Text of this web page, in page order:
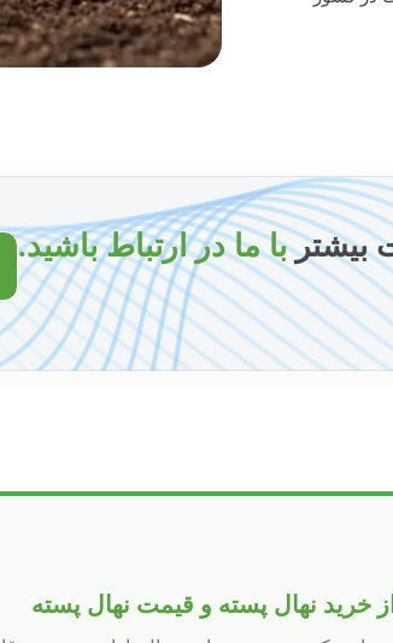
بیشتربا ما در ارتباط باشید.
خرید نهال پسته و قیمت نهال پسته